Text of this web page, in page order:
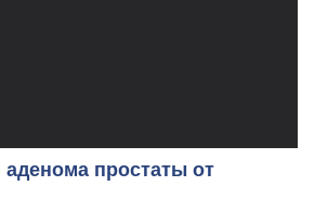
аденома простаты от